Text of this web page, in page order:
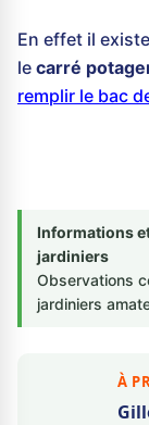
En effet il
le carré
remplir le bac
Informations
jardiniers
Observations
jardiniers
À